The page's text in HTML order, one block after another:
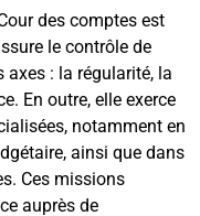
des comptes est
le contrôle de
axes : la régularité, la
En outre, elle exerce
notamment en
ainsi que dans
Ces missions
auprès de